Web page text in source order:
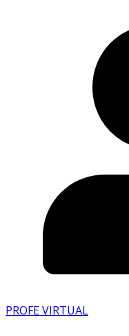
PROFE VIRTUAL